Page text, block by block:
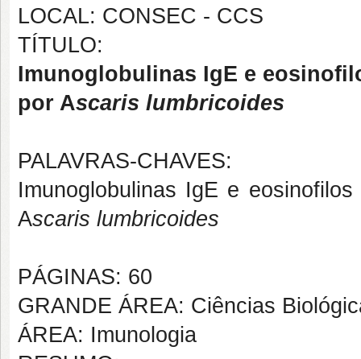
LOCAL: CONSEC - CCS
TÍTULO:
Imunoglobulinas IgE e
por Ascaris lumbricoides
PALAVRAS-CHAVES:
Imunoglobulinas IgE e
Ascaris lumbricoides
PÁGINAS: 60
GRANDE ÁREA: Ciências
ÁREA: Imunologia